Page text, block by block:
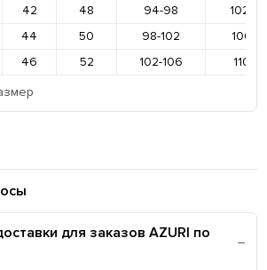
42 48 94-98
102-
44 50 98-102
106-
46 52 102-106
110-
для заказов AZURI по